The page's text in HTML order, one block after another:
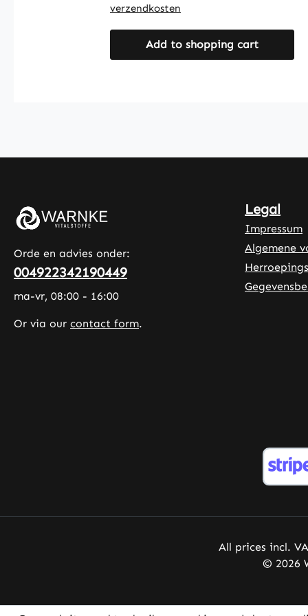
voorraad voor 75 dagen. De
tabletten zijn goed doseerbaar en
Duitse apotheekkwaliteit – Made
Hoogwaardige
voedingssupplementen uit Duitse
productie • Geproduceerd volgens
HACCP-kwaliteits- en
lactosevrij en fructosevrij • Zonder
energiemetabolisme. Magnesium
draagt bij aan een normale
Magnesium draagt bij aan een
normale spierfunctie. Magnesium
bij aan een normale
verzendkosten
Add to shopping cart
Orde en advies onder:
004922342190449
ma-vr, 08:00 - 16:00
Or via our contact form.
Legal
Impressum
Algemene
All prices incl.
© 2026